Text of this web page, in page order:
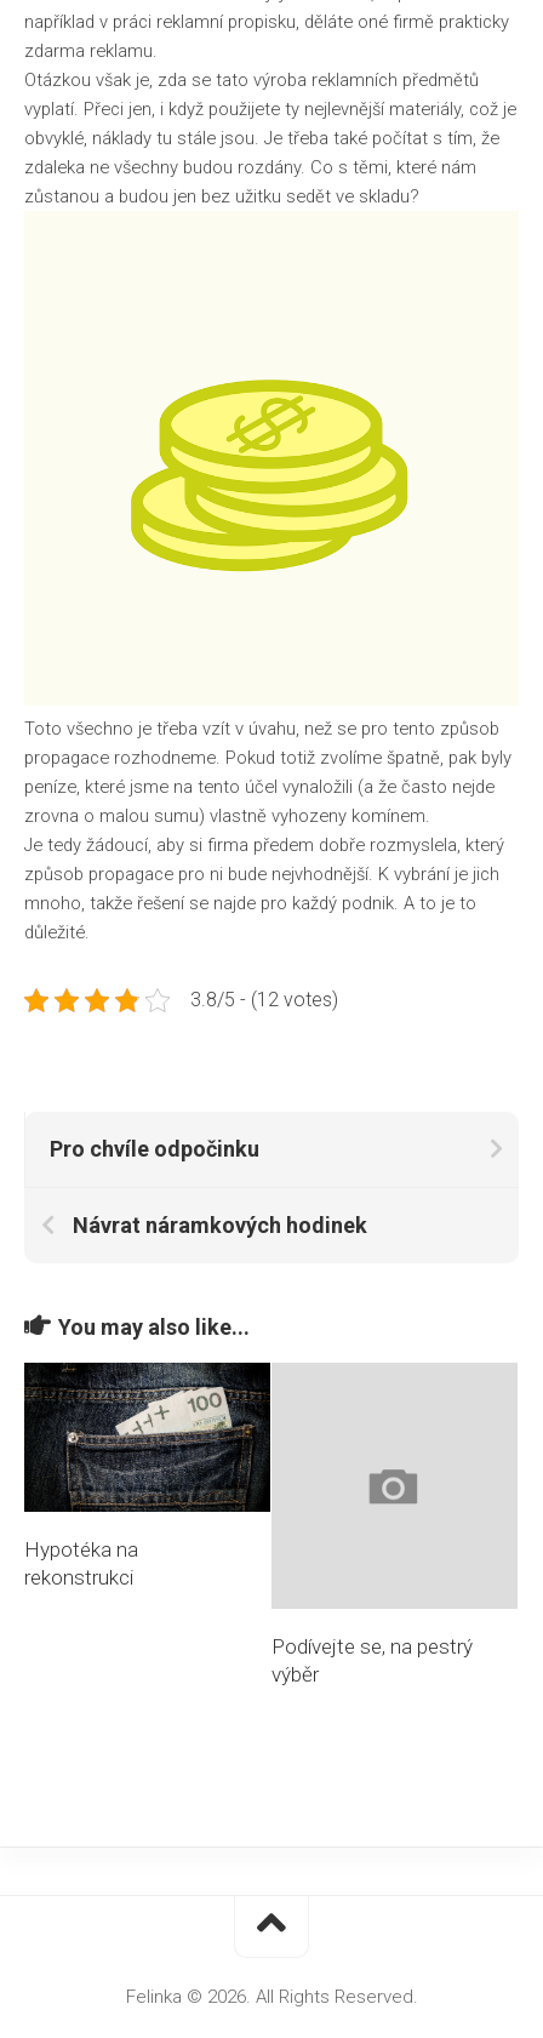
například v práci reklamní propisku, děláte oné firmě prakticky
zdarma reklamu.
Otázkou však je, zda se tato výroba reklamních předmětů
vyplatí. Přeci jen, i když použijete ty nejlevnější materiály, což je
obvyklé, náklady tu stále jsou. Je třeba také počítat s tím, že
zdaleka ne všechny budou rozdány. Co s těmi, které nám
zůstanou a budou jen bez užitku sedět ve skladu?
Toto všechno je třeba vzít v úvahu, než se pro tento způsob
propagace rozhodneme. Pokud totiž zvolíme špatně, pak byly
peníze, které jsme na tento účel vynaložili (a že často nejde
zrovna o malou sumu) vlastně vyhozeny komínem.
Je tedy žádoucí, aby si firma předem dobře rozmyslela, který
způsob propagace pro ni bude nejvhodnější. K vybrání je jich
mnoho, takže řešení se najde pro každý podnik. A to je to
důležité.
3.8/5 - (12 votes)
Pro chvíle odpočinku
Návrat náramkových hodinek
You may also like...
Hypotéka na
rekonstrukci
Podívejte se, na pestrý
výběr
Felinka © 2026. All Rights Reserved.